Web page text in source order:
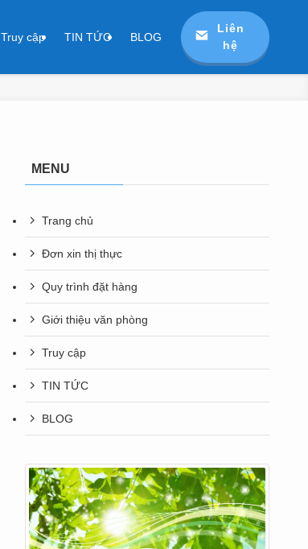
Truy cập TIN TỨC BLOG
Liên
hệ
MENU
Trang chủ
Đơn xin thị thực
Quy trình đặt hàng
Giới thiệu văn phòng
Truy cập
TIN TỨC
BLOG